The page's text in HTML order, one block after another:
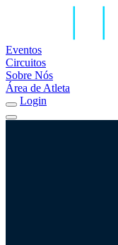
Eventos
Circuitos
Sobre Nós
Área de Atleta
Login